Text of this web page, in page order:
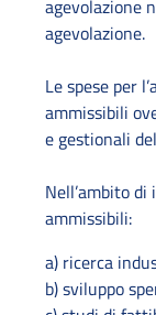
agevolazione
agevolazione.
Le spese per
ammissibili
e gestionali
Nell’ambito
ammissibili:
a) ricerca
b) sviluppo